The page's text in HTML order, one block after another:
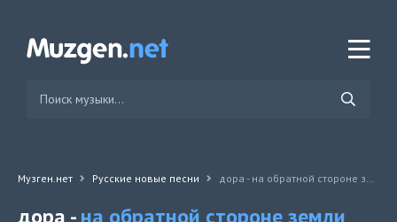
Музген.нет Русские новые песни дора - на обратной стороне земли [treepside remix]
дора -на обратной стороне земли